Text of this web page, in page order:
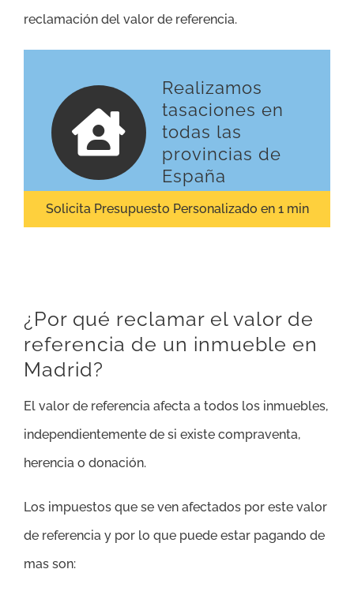
reclamación del valor de referencia.
Realizamos
tasaciones en
todas las
provincias de
España
Solicita Presupuesto Personalizado en 1 min
¿Por qué reclamar el valor de
referencia de un inmueble en
Madrid?
El valor de referencia afecta a todos los inmuebles,
independientemente de si existe compraventa,
herencia o donación.
Los impuestos que se ven afectados por este valor
de referencia y por lo que puede estar pagando de
mas son: